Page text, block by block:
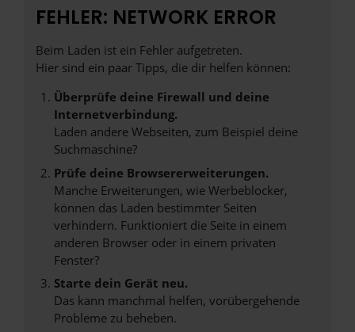
FEHLER: NETWORK ERROR
Beim Laden ist ein Fehler aufgetreten.
Hier sind ein paar Tipps, die dir helfen können:
Überprüfe deine Firewall und deine
Internetverbindung.
Laden andere Webseiten, zum Beispiel deine
Suchmaschine?
Prüfe deine Browsererweiterungen.
Manche Erweiterungen, wie Werbeblocker,
können das Laden bestimmter Seiten
verhindern. Funktioniert die Seite in einem
anderen Browser oder in einem privaten
Fenster?
Starte dein Gerät neu.
Das kann manchmal helfen, vorübergehende
Probleme zu beheben.